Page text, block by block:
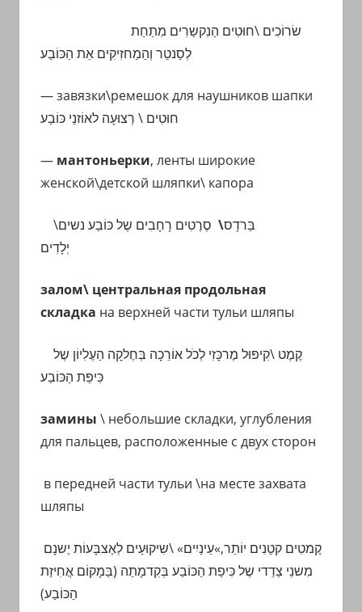
שׂרוֹכִים \חוּטִים הַנִקשַרִים מִתַחַת
לְסַנטֵר וְהַמַחזִיקִים אֵת הַכּוֹבַע
— завязки\ремешок для наушников шапки
— мантоньерки, ленты широкие
женской\детской шляпки\ капора
בַּרדָס\ סֶרֶטִים רָחָבִים שֶל כּוֹבַע נשים\
יְלָדִים
залом\ центральная продольная
складка на верхней части тульи шляпы
קֶמֶט \קִיפּוּל מֶרכָּזִי לְכֹל אוֹרֵכָה בְּחֶלקָה הַעֶלִיוֹן שֶל
כִּיפַּת הַכּוֹבַע
замины \ небольшие складки, углубления
для пальцев, расположенные с двух сторон
в передней части тульи \на месте захвата
шляпы
קֶמטִים קטַנִים יוֹתֵר,»עֵינַיִים» \שִיקוּעַים לְאֶצבָּעוֹת יֶשנָם
מִשנֵי צַדֵדי שֶל כִּיפַת הַכּוֹבַע בְּקִדמָתַה (בַּמָקוֹם אֲחִיזַת